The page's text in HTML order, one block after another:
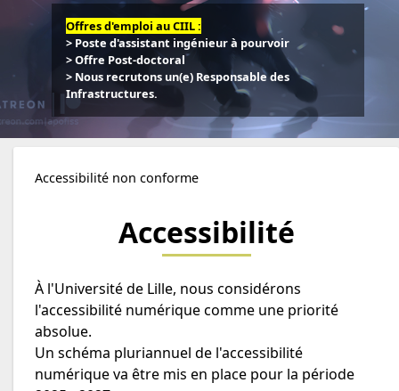
Offres d'emploi au CIIL :
> Poste d'assistant ingénieur à pourvoir
> Offre Post-doctoral
> Nous recrutons un(e) Responsable des
Infrastructures.
Accessibilité non conforme
Accessibilité
À l'Université de Lille, nous considérons
l'accessibilité numérique comme une priorité
absolue.
Un schéma pluriannuel de l'accessibilité
numérique va être mis en place pour la période